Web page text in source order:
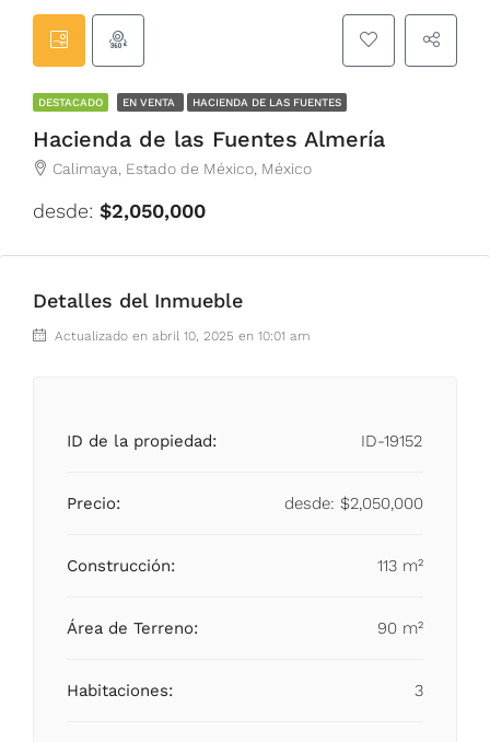
DESTACADO EN VENTA HACIENDA DE LAS FUENTES
Hacienda de las Fuentes Almería
Calimaya, Estado de México, México
desde: $2,050,000
Detalles del Inmueble
Actualizado en abril 10, 2025 en 10:01 am
ID de la propiedad: ID-19152
Precio: desde: $2,050,000
Construcción: 113 m²
Área de Terreno: 90 m²
Habitaciones: 3